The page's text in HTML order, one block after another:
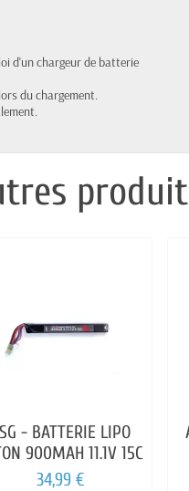
d'un chargeur de batterie
du chargement.
- BATTERIE LIPO
900MAH 11.1V 15C
34,99 €